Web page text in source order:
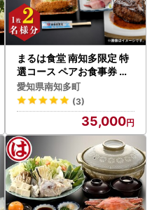
まるは食堂 南知多限定 特
選コース ペアお食事券 ま
るは
愛知県南知多町
(3)
35,000